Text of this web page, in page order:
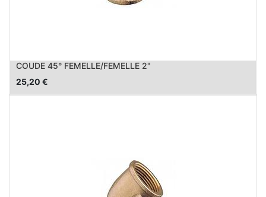
COUDE 45° FEMELLE/FEMELLE 2"
25,20 €